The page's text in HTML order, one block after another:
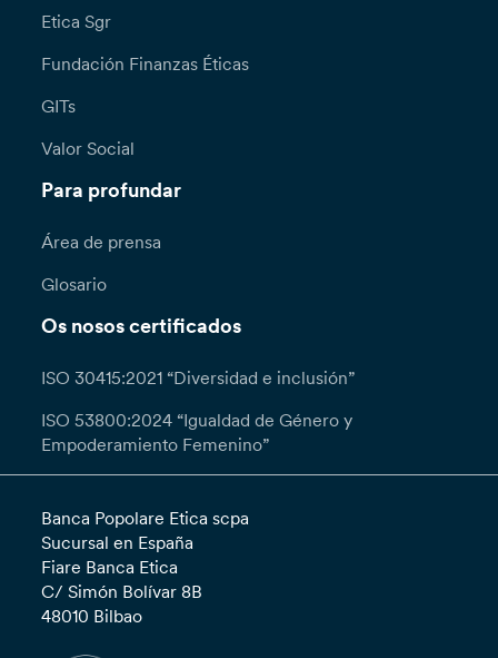
Etica Sgr
Fundación Finanzas Éticas
GITs
Valor Social
Para profundar
Área de prensa
Glosario
Os nosos certificados
ISO 30415:2021 “Diversidad e inclusión”
ISO 53800:2024 “Igualdad de Género y
Empoderamiento Femenino”
Banca Popolare Etica scpa
Sucursal en España
Fiare Banca Etica
C/ Simón Bolívar 8B
48010 Bilbao